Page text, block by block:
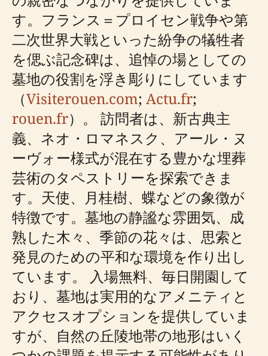
す。フランス＝プロイセン戦争や第
二次世界大戦といった紛争の犠牲者
を偲ぶ記念碑は、追悼の場としての
墓地の役割を浮き彫りにしています
（Visiterouen.com; Actu.fr;
rouen.fr）。 訪問者は、新古典主
義、ネオ・ロマネスク、アール・ヌ
ーヴォー様式が混在する豊かな埋葬
芸術のタペストリーを探索できま
す。天使、月桂樹、蝶などの象徴が
特徴です。墓地の静謐な雰囲気、成
熟した木々、季節の花々は、思索と
発見のための平和な環境を作り出し
ています。 入場無料、毎日開園して
おり、墓地は実用的なアメニティと
アクセスオプションを提供していま
すが、自然の丘陵地帯の地形はいく